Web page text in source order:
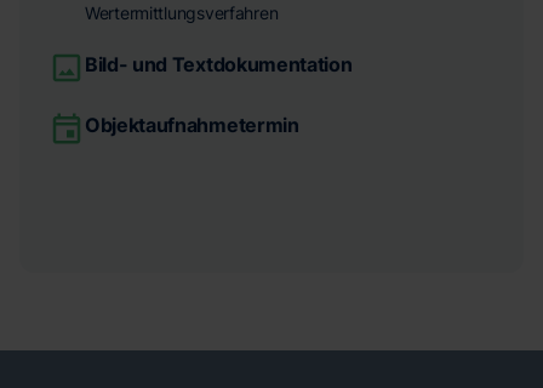
Wertermittlungsverfahren
Bild- und Textdokumentation
Objektaufnahmetermin